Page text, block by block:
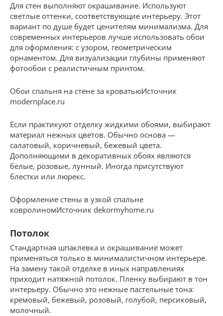
Для стен выполняют окрашивание. Используют
светлые оттенки, соответствующие интерьеру. Этот
вариант по душе будет ценителям минимализма. Для
современных интерьеров лучше использовать обои
для оформления: с узором, геометрическим
орнаментом. Для визуализации глубины применяют
фотообои с реалистичным принтом.
Обои спальня на стене за кроватьюИсточник
modernplace.ru
Если практикуют отделку жидкими обоями, выбирают
материал нежных цветов. Обычно основа —
салатовый, коричневый, бежевый цвета.
Дополняющими в декоративных обоях являются
белые, розовые, лунный. Иногда присутствуют
блестки или люрекс.
Оформление стены в узкой спальне
ковролиномИсточник dekormyhome.ru
Потолок
Стандартная шпаклевка и окрашивание может
применяться только в минималистичном интерьере.
На замену такой отделке в иных направлениях
приходит натяжной потолок. Пленку выбирают в тон
интерьеру. Обычно это нежные пастельные тона:
кремовый, бежевый, розовый, голубой, персиковый,
молочный.